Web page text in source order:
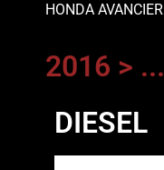
HONDA AVANCIER
2016 > ...
DIESEL